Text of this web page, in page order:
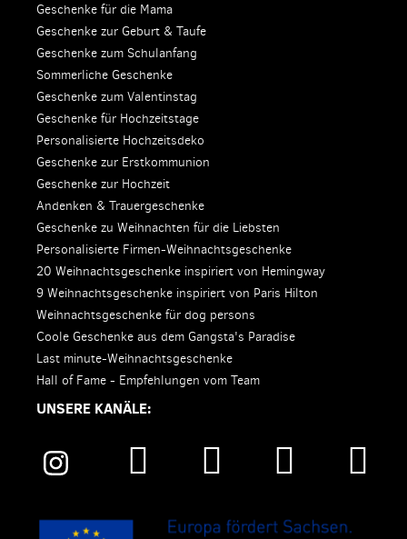
Geschenke für die Mama
Geschenke zur Geburt & Taufe
Geschenke zum Schulanfang
Sommerliche Geschenke
Geschenke zum Valentinstag
Geschenke für Hochzeitstage
Personalisierte Hochzeitsdeko
Geschenke zur Erstkommunion
Geschenke zur Hochzeit
Andenken & Trauergeschenke
Geschenke zu Weihnachten für die Liebsten
Personalisierte Firmen-Weihnachtsgeschenke
20 Weihnachtsgeschenke inspiriert von Hemingway
9 Weihnachtsgeschenke inspiriert von Paris Hilton
Weihnachtsgeschenke für dog persons
Coole Geschenke aus dem Gangsta's Paradise
Last minute-Weihnachtsgeschenke
Hall of Fame - Empfehlungen vom Team
UNSERE KANÄLE: